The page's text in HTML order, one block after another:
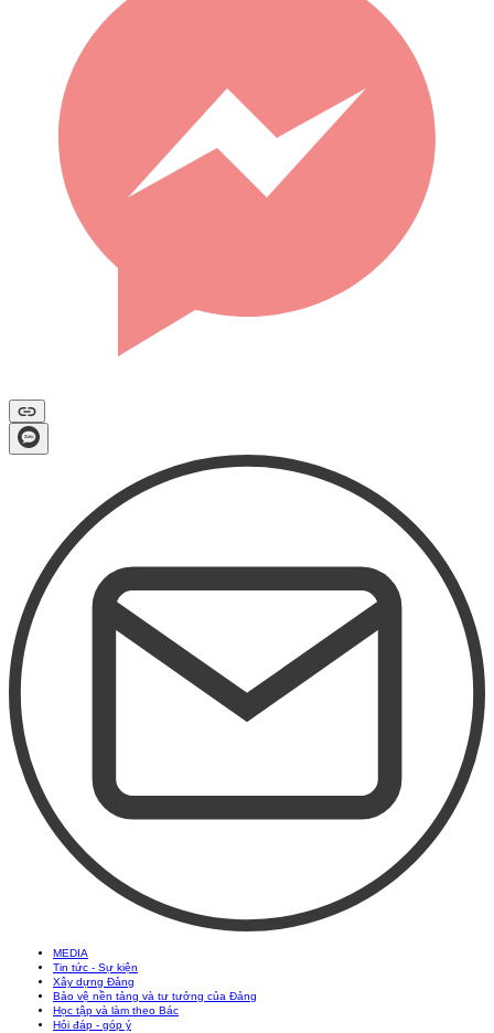
MEDIA
Tin tức - Sự kiện
Xây dựng Đảng
Bảo vệ nền tảng và tư tưởng của Đảng
Học tập và làm theo Bác
Hỏi đáp - góp ý